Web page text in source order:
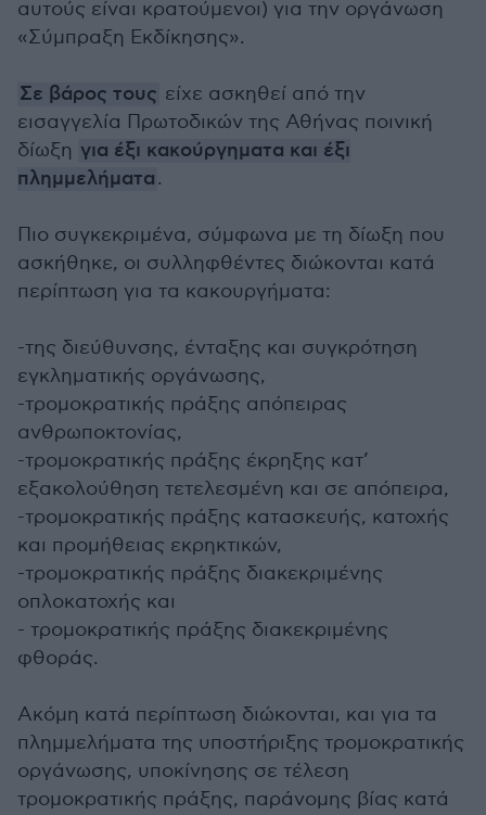
αυτούς είναι κρατούμενοι) για την οργάνωση
«Σύμπραξη Εκδίκησης».
Σε βάρος τους είχε ασκηθεί από την
εισαγγελία Πρωτοδικών της Αθήνας ποινική
δίωξη για έξι κακούργηματα και έξι
πλημμελήματα.
Πιο συγκεκριμένα, σύμφωνα με τη δίωξη που
ασκήθηκε, οι συλληφθέντες διώκονται κατά
περίπτωση για τα κακουργήματα:
-της διεύθυνσης, ένταξης και συγκρότηση
εγκληματικής οργάνωσης,
-τρομοκρατικής πράξης απόπειρας
ανθρωποκτονίας,
-τρομοκρατικής πράξης έκρηξης κατ’
εξακολούθηση τετελεσμένη και σε απόπειρα,
-τρομοκρατικής πράξης κατασκευής, κατοχής
και προμήθειας εκρηκτικών,
-τρομοκρατικής πράξης διακεκριμένης
οπλοκατοχής και
- τρομοκρατικής πράξης διακεκριμένης
φθοράς.
Ακόμη κατά περίπτωση διώκονται, και για τα
πλημμελήματα της υποστήριξης τρομοκρατικής
οργάνωσης, υποκίνησης σε τέλεση
τρομοκρατικής πράξης, παράνομης βίας κατά